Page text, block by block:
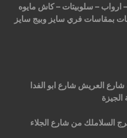
– سلوبيتات – كاش مايوه
بمقاسات فري سايز وبيج سايز
العريش شارع ابو الفدا
برج السلاملك من شارع الجلاء